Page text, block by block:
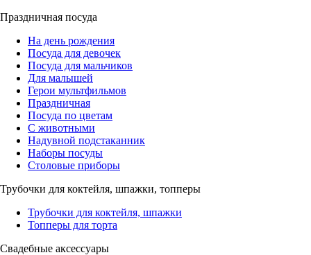
Праздничная посуда
На день рождения
Посуда для девочек
Посуда для мальчиков
Для малышей
Герои мультфильмов
Праздничная
Посуда по цветам
С животными
Надувной подстаканник
Наборы посуды
Столовые приборы
Трубочки для коктейля, шпажки, топперы
Трубочки для коктейля, шпажки
Топперы для торта
Свадебные аксессуары